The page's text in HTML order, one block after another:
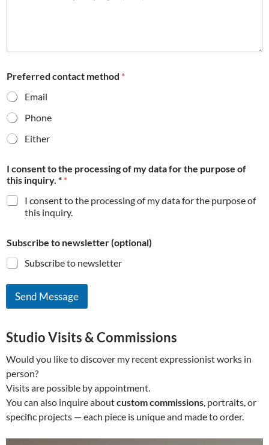
Preferred contact method *
Email
Phone
Either
I consent to the processing of my data for the purpose of
this inquiry. * *
I consent to the processing of my data for the purpose of
this inquiry.
f
o
f
Subscribe to newsletter (optional)
Subscribe to newsletter
Send Message
Studio Visits & Commissions
Would you like to discover my recent expressionist works in
person?
Visits are possible by appointment.
You can also inquire aboutcustom commissions, portraits, or
specific projects — each piece is unique and made to order.